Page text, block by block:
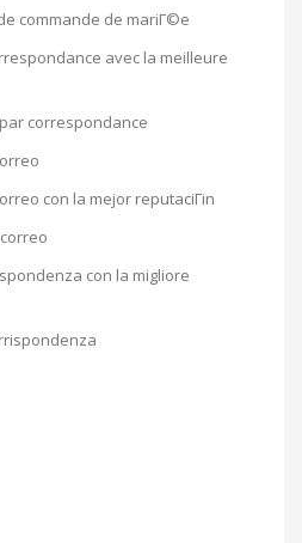
commande de mariГ©e
avec la meilleure
correspondance
con la mejor reputaciГіn
con la migliore